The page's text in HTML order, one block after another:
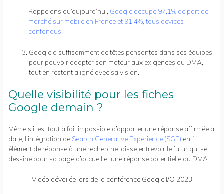
Rappelons qu’aujourd’hui, Google occupe 97,1% de part de
marché sur mobile en France et 91,4%, tous devices
confondus
Google a suffisamment de têtes pensantes dans ses équipes
pour pouvoir adapter son moteur aux exigences du DMA,
tout en restant aligné avec sa vision.
Quelle visibilité pour les fiches
Google demain ?
Même s’il est tout à fait impossible d’apporter une réponse affirmée à
date, l’intégration de Search Generative Experience (SGE) en 1er
élément de réponse à une recherche laisse entrevoir le futur qui se
dessine pour sa page d’accueil et une réponse potentielle au DMA.
Vidéo dévoilée lors de la conférence Google I/O 2023